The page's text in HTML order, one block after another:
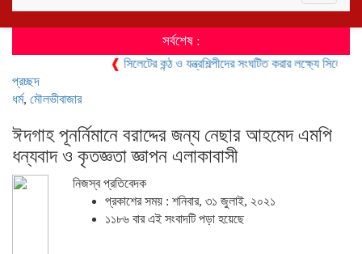
সর্বশেষ :
সিলেটের কন্ঠ ও যন্ত্রশিল্পীদের সংঘটিত করার লক্ষ্যে সিলেট মিউজিক
প্রচ্ছদ
ধর্ম, মৌলভীবাজার
ঈদগাহ পূনর্নিমানে বরাদ্দের জন্য নেছার আহমেদ এমপি
ধন্যবাদ ও কৃতজ্ঞতা জ্ঞাপন এলাকাবাসী
নিজস্ব প্রতিবেদক
প্রকাশের সময় : শনিবার, ৩১ জুলাই, ২০২১
১১৮৬ বার এই সংবাদটি পড়া হয়েছে